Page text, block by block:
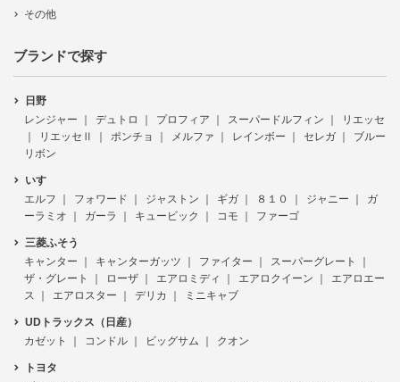
その他
ブランドで探す
日野
レンジャー
デュトロ プロフィア スーパードルフィン
リエッセ
リエッセⅡ
ポンチョ メルファ レインボー セレガ
ブルー
リボン
いすゞ
エルフ
フォワード ジャストン ギガ ８１０ ジャニー
ガ
ーラミオ
ガーラ キュービック コモ ファーゴ
三菱ふそう
キャンター
キャンターガッツ ファイター
スーパーグレート
ザ・グレート
ローザ エアロミディ エアロクイーン
エアロエー
ス
エアロスター デリカ ミニキャブ
UDトラックス（日産）
カゼット
コンドル ビッグサム クオン
トヨタ